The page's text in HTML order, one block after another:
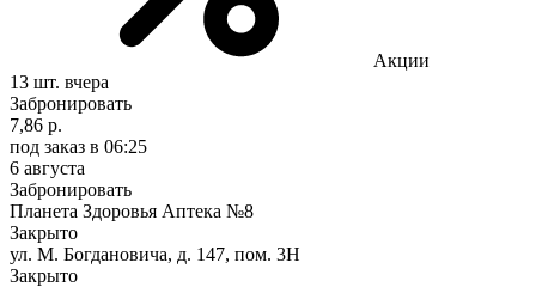
Акции
13 шт. вчера
Забронировать
7,86 р.
под заказ в 06:25
6 августа
Забронировать
Планета Здоровья Аптека №8
Закрыто
ул. М. Богдановича, д. 147, пом. 3Н
Закрыто